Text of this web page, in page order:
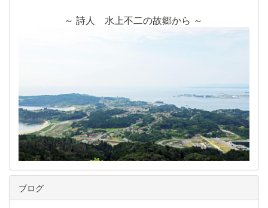
～ 詩人 水上不二の故郷から ～
ブログ